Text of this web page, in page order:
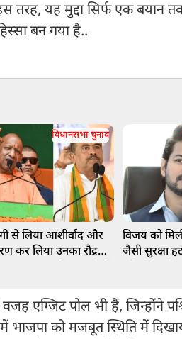
यह मुद्दा सिर्फ एक बयान
बन गया है..
विधानसभा चुनाव
से लिया आशीर्वाद और
कर लिया उनका रौद्र
भगे फिरेंगे कट्टरपंथी
विजय को
जैसी सुरक्षा
मामला
एग्जिट पोल भी हैं, जिन्होंने
को मजबूत स्थिति में